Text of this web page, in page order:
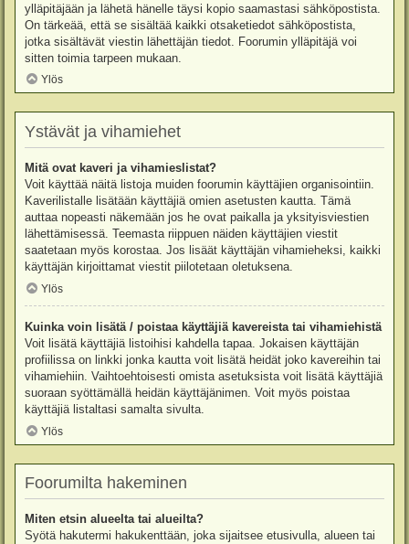
ylläpitäjään ja lähetä hänelle täysi kopio saamastasi sähköpostista.
On tärkeää, että se sisältää kaikki otsaketiedot sähköpostista,
jotka sisältävät viestin lähettäjän tiedot. Foorumin ylläpitäjä voi
sitten toimia tarpeen mukaan.
Ylös
Ystävät ja vihamiehet
Mitä ovat kaveri ja vihamieslistat?
Voit käyttää näitä listoja muiden foorumin käyttäjien organisointiin.
Kaverilistalle lisätään käyttäjiä omien asetusten kautta. Tämä
auttaa nopeasti näkemään jos he ovat paikalla ja yksityisviestien
lähettämisessä. Teemasta riippuen näiden käyttäjien viestit
saatetaan myös korostaa. Jos lisäät käyttäjän vihamieheksi, kaikki
käyttäjän kirjoittamat viestit piilotetaan oletuksena.
Ylös
Kuinka voin lisätä / poistaa käyttäjiä kavereista tai vihamiehistä
Voit lisätä käyttäjiä listoihisi kahdella tapaa. Jokaisen käyttäjän
profiilissa on linkki jonka kautta voit lisätä heidät joko kavereihin tai
vihamiehiin. Vaihtoehtoisesti omista asetuksista voit lisätä käyttäjiä
suoraan syöttämällä heidän käyttäjänimen. Voit myös poistaa
käyttäjiä listaltasi samalta sivulta.
Ylös
Foorumilta hakeminen
Miten etsin alueelta tai alueilta?
Syötä hakutermi hakukenttään, joka sijaitsee etusivulla, alueen tai